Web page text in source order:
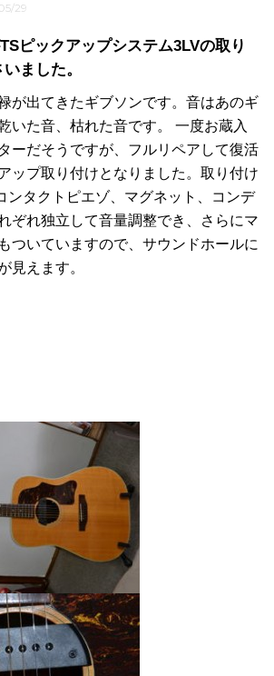
29
ピックアップシステム3LVの取り
ました。
が出てきたギブソンです。音はあのギ
いた音、枯れた音です。 一度お蔵入
ーだそうですが、フルリペアして復活
ップ取り付けとなりました。取り付け
ンタクトピエゾ、マグネット、コンデ
ぞれ独立して音量調整でき、さらにマ
ついていますので、サウンドホールに
見えます。